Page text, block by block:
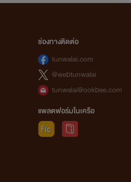
ช่องทางติดต่อ
tunwalai.com
@webtunwalai
tunwalai@ookbee.com
แพลตฟอร์มในเครือ